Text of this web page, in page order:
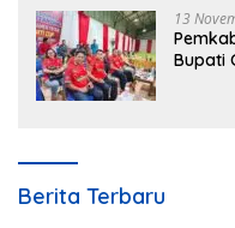
13
Bupati
Berita Terbaru